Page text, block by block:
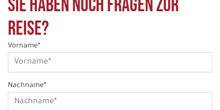
Sie haben noch Fragen zur
Reise?
Vorname*
Nachname*